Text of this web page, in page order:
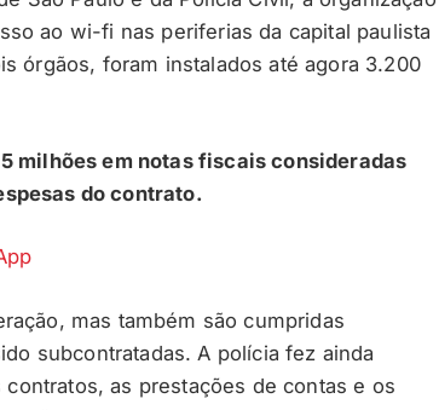
ao wi-fi nas periferias da capital paulista
órgãos, foram instalados até agora 3.200
milhões em notas fiscais consideradas
do contrato.
mas também são cumpridas
subcontratadas. A polícia fez ainda
as prestações de contas e os